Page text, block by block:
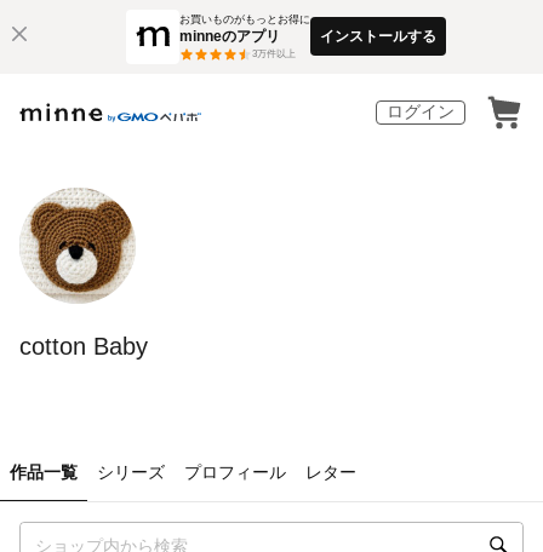
お買いものがもっとお得に
minneのアプリ
3万件以上
インストールする
ログイン
cotton Baby
作品一覧 シリーズ プロフィール レター